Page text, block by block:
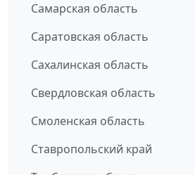
Самарская область
Саратовская область
Сахалинская область
Свердловская область
Смоленская область
Ставропольский край